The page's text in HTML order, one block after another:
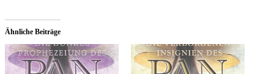
Ähnliche Beiträge